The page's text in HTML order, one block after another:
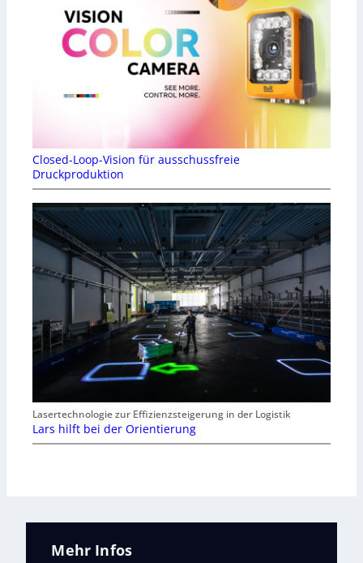
Closed-Loop-Vision für ausschussfreie
Druckproduktion
Lasertechnologie zur Effizienzsteigerung in der Logistik
Lars hilft bei der Orientierung
Mehr Infos